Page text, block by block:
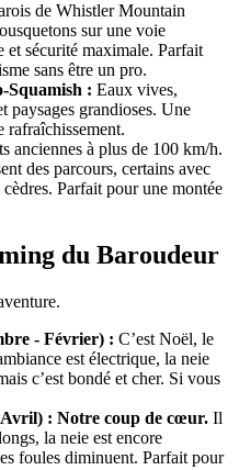
de Whistler Mountain
sur une voie
et sécurité maximale. Parfait
sans être un pro.
Squamish : Eaux vives,
paysages grandioses. Une
rafraîchissement.
anciennes à plus de 100 km/h.
des parcours, certains avec
Parfait pour une montée
du Baroudeur
- Février) : C’est Noël, le
est électrique, la neie
c’est bondé et cher. Si vous
: Notre coup de cœur. Il
la neie est encore
foules diminuent. Parfait pour